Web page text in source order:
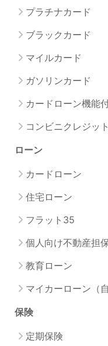
プラチナカード
ブラックカード
マイルカード
ガソリンカード
カードローン機能
コンビニクレジッ
ローン
カードローン
住宅ローン
フラット35
個人向け不動産担
教育ローン
マイカーローン（
保険
定期保険